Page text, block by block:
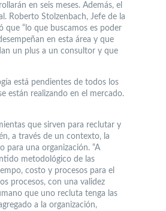
en seis meses. Además, el
Roberto Stolzenbach, Jefe de la
que “lo que buscamos es poder
en esta área y que
un plus a un consultor y que
está pendientes de todos los
están realizando en el mercado.
que sirven para reclutar y
a través de un contexto, la
para una organización. “A
metodológico de las
costo y procesos para el
procesos, con una validez
que uno recluta tenga las
a la organización,